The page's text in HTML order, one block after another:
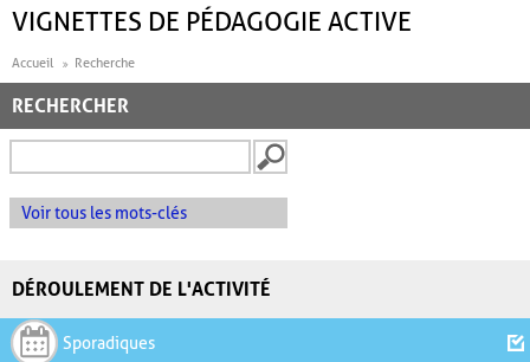
VIGNETTES DE PÉDAGOGIE ACTIVE
Accueil Recherche
RECHERCHER
Voir tous les mots-clés
DÉROULEMENT DE L'ACTIVITÉ
Sporadiques